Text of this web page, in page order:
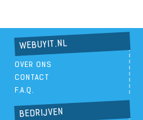
WEBUYIT.NL
OVER ONS
CONTACT
F.A.Q.
BEDRIJVEN